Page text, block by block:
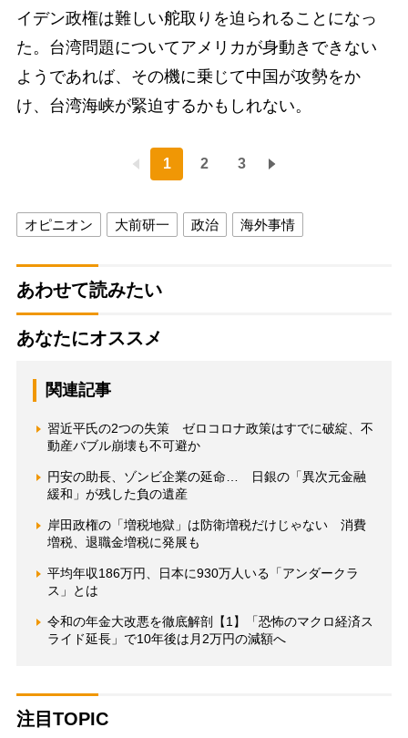
イデン政権は難しい舵取りを迫られることになっ
た。台湾問題についてアメリカが身動きできない
ようであれば、その機に乗じて中国が攻勢をか
け、台湾海峡が緊迫するかもしれない。
1 2 3
オピニオン 大前研一 政治 海外事情
あわせて読みたい
あなたにオススメ
関連記事
習近平氏の2つの失策 ゼロコロナ政策はすでに破綻、不
動産バブル崩壊も不可避か
円安の助長、ゾンビ企業の延命… 日銀の「異次元金融
緩和」が残した負の遺産
岸田政権の「増税地獄」は防衛増税だけじゃない 消費
増税、退職金増税に発展も
平均年収186万円、日本に930万人いる「アンダークラ
ス」とは
令和の年金大改悪を徹底解剖【1】「恐怖のマクロ経済ス
ライド延長」で10年後は月2万円の減額へ
注目TOPIC